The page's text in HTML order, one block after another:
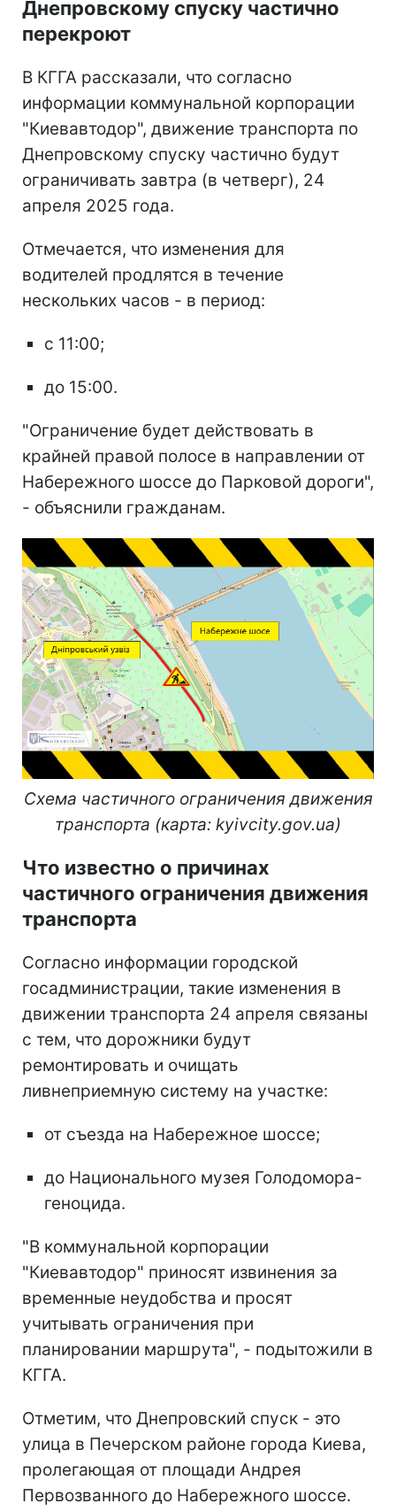
Днепровскому спуску частично
перекроют
В КГГА рассказали, что согласно
информации коммунальной корпорации
"Киевавтодор", движение транспорта по
Днепровскому спуску частично будут
ограничивать завтра (в четверг), 24
апреля 2025 года.
Отмечается, что изменения для
водителей продлятся в течение
нескольких часов - в период:
с 11:00;
до 15:00.
"Ограничение будет действовать в
крайней правой полосе в направлении от
Набережного шоссе до Парковой дороги",
- объяснили гражданам.
Схема частичного ограничения движения
транспорта (карта: kyivcity.gov.ua)
Что известно о причинах
частичного ограничения движения
транспорта
Согласно информации городской
госадминистрации, такие изменения в
движении транспорта 24 апреля связаны
с тем, что дорожники будут
ремонтировать и очищать
ливнеприемную систему на участке:
от съезда на Набережное шоссе;
до Национального музея Голодомора-
геноцида.
"В коммунальной корпорации
"Киевавтодор" приносят извинения за
временные неудобства и просят
учитывать ограничения при
планировании маршрута", - подытожили в
КГГА.
Отметим, что Днепровский спуск - это
улица в Печерском районе города Киева,
пролегающая от площади Андрея
Первозванного до Набережного шоссе.